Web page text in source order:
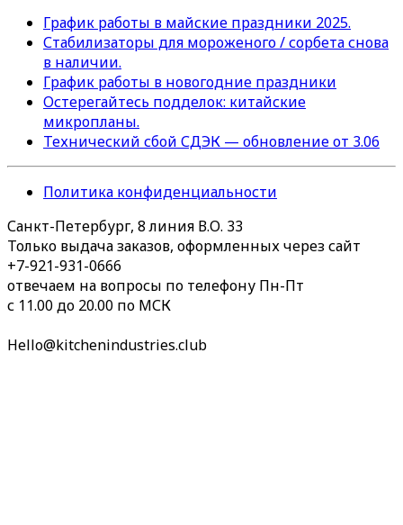
График работы в майские праздники 2025.
Стабилизаторы для мороженого / сорбета снова
в наличии.
График работы в новогодние праздники
Остерегайтесь подделок: китайские
микропланы.
Технический сбой СДЭК — обновление от 3.06
Политика конфиденциальности
Санкт-Петербург, 8 линия В.О. 33
Только выдача заказов, оформленных через сайт
+7-921-931-0666
отвечаем на вопросы по телефону Пн-Пт
с 11.00 до 20.00 по МСК
Hello@kitchenindustries.club